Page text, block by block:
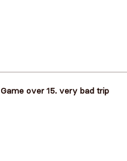
Game over 15. very bad trip